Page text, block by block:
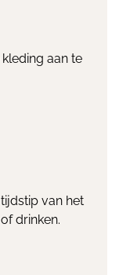
aan te
van het
drinken.